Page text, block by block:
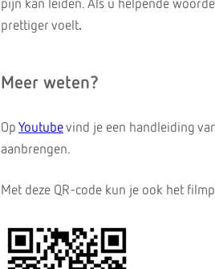
pijn kan leiden. Als u helpende
prettiger voelt.
Meer weten?
Op Youtubevind je een handleiding
aanbrengen.
Met deze QR-code kun je ook het